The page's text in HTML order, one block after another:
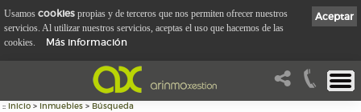
:: Inicio > Inmuebles > Búsqueda
Aceptar
Usamos cookies propias y de terceros que nos permiten ofrecer nuestros
servicios. Al utilizar nuestros servicios, aceptas el uso que hacemos de las
cookies.
Más información